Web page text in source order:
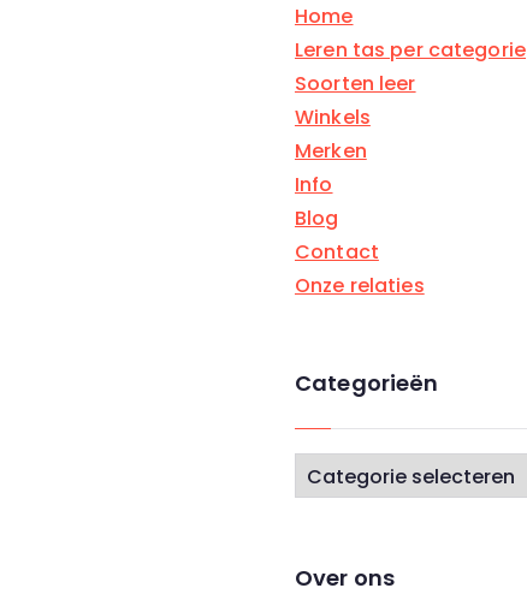
Home
Leren tas per categorie
Soorten leer
Winkels
Merken
Info
Blog
Contact
Onze relaties
Categorieën
C
a
e
Over ons